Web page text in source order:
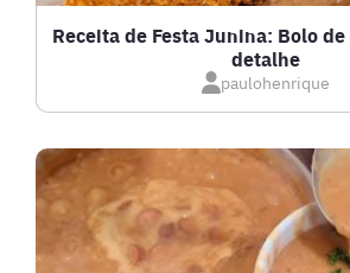
GRATINADOS
LANCHES
LASANHAS
Receita de Festa Junina: Bolo
detalhe
paulohenrique